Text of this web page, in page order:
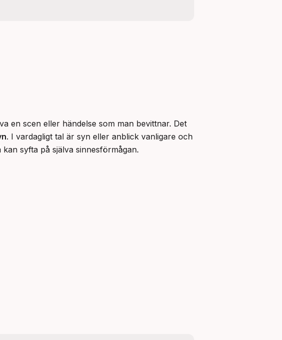
en scen eller händelse som man bevittnar. Det
. I vardagligt tal är syn eller anblick vanligare och
syfta på själva sinnesförmågan.